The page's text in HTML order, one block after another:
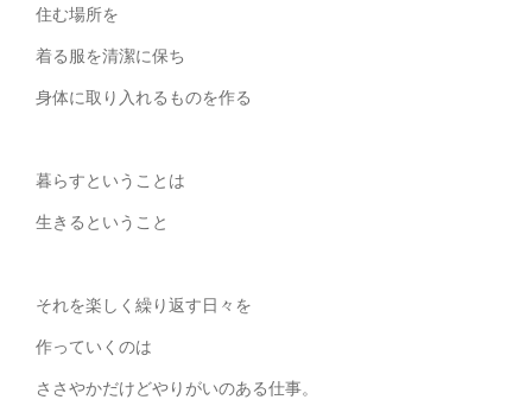
住む場所を
着る服を清潔に保ち
身体に取り入れるものを作る
暮らすということは
生きるということ
それを楽しく繰り返す日々を
作っていくのは
ささやかだけどやりがいのある仕事。